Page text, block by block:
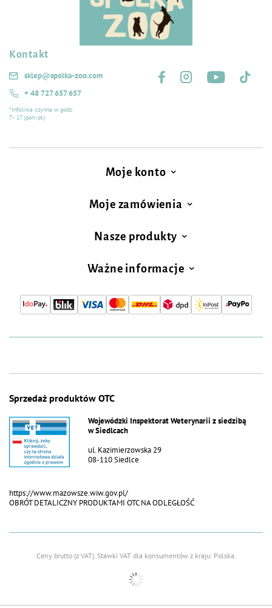
Kontakt
sklep@spolka-zoo.com
+ 48 727 657 657
*Infolinia czynna w godz.
7 - 17 (pon.-pt.)
Moje konto
Moje zamówienia
Nasze produkty
Ważne informacje
Sprzedaż produktów OTC
Wojewódzki Inspektorat Weterynarii z siedzibą
w Siedlcach
ul. Kazimierzowska 29
08-110 Siedlce
https://www.mazowsze.wiw.gov.pl/
OBRÓT DETALICZNY PRODUKTAMI OTC NA ODLEGŁOŚĆ
Ceny brutto (z VAT). Stawki VAT dla konsumentów z kraju: Polska